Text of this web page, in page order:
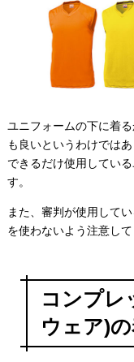
ユニフォームの下に着
も良いというわけではあ
できるだけ使用してい
す。
また、審判が使用して
を使わないよう注意して
コンプレ
ウェア)